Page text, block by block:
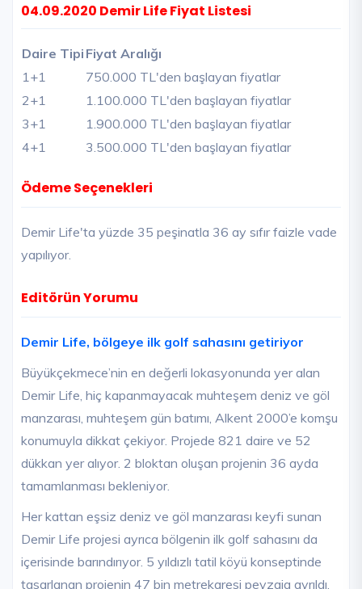
04.09.2020 Demir Life Fiyat Listesi
Daire Tipi Fiyat Aralığı
1+1
750.000 TL'den başlayan fiyatlar
2+1
1.100.000 TL'den başlayan fiyatlar
3+1
1.900.000 TL'den başlayan fiyatlar
4+1
3.500.000 TL'den başlayan fiyatlar
Ödeme Seçenekleri
Demir Life'ta yüzde 35 peşinatla 36 ay sıfır faizle vade
yapılıyor.
Editörün Yorumu
Demir Life, bölgeye ilk golf sahasını getiriyor
Büyükçekmece’nin en değerli lokasyonunda yer alan
Demir Life, hiç kapanmayacak muhteşem deniz ve göl
manzarası, muhteşem gün batımı, Alkent 2000’e komşu
konumuyla dikkat çekiyor. Projede 821 daire ve 52
dükkan yer alıyor. 2 bloktan oluşan projenin 36 ayda
tamamlanması bekleniyor.
Her kattan eşsiz deniz ve göl manzarası keyfi sunan
Demir Life projesi ayrıca bölgenin ilk golf sahasını da
içerisinde barındırıyor. 5 yıldızlı tatil köyü konseptinde
tasarlanan projenin 47 bin metrekaresi peyzaja ayrıldı.